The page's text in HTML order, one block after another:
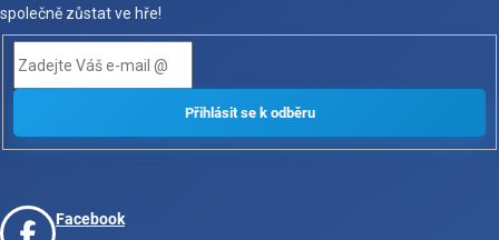
společně zůstat ve hře!
Facebook